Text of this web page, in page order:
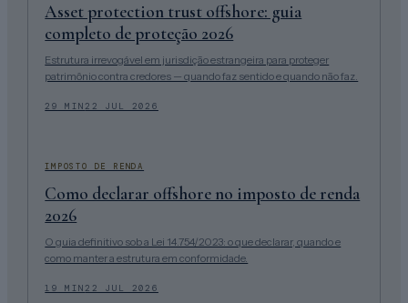
Asset protection trust offshore: guia
completo de proteção 2026
Estrutura irrevogável em jurisdição estrangeira para proteger
patrimônio contra credores — quando faz sentido e quando não faz.
29 MIN 22 JUL 2026
IMPOSTO DE RENDA
Como declarar offshore no imposto de renda
2026
O guia definitivo sob a Lei 14.754/2023: o que declarar, quando e
como manter a estrutura em conformidade.
19 MIN 22 JUL 2026